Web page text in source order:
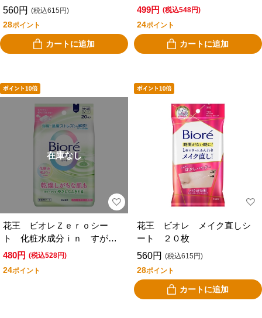
２０枚
560円 (税込615円)
28ポイント
カートに追加
499円 (税込548円)
24ポイント
カートに追加
在庫なし
花王 ビオレＺｅｒｏシー
ト 化粧水成分ｉｎ すがす
がしいせっけんの香り
480円 (税込528円)
24ポイント
花王 ビオレ メイク直しシ
ート ２０枚
560円 (税込615円)
28ポイント
カートに追加